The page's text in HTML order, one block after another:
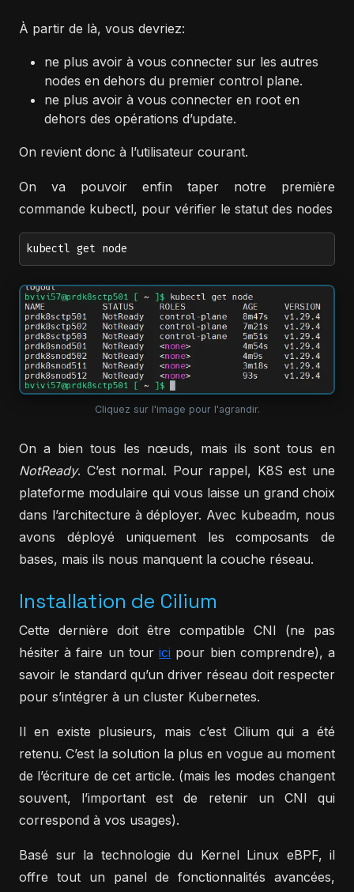
À partir de là, vous devriez:
ne plus avoir à vous connecter sur les autres
nodes en dehors du premier control plane.
ne plus avoir à vous connecter en root en
dehors des opérations d’update.
On revient donc à l’utilisateur courant.
On va pouvoir enfin taper notre première
commande kubectl, pour vérifier le statut des nodes
kubectl get node
Cliquez sur l'image pour l'agrandir.
On a bien tous les nœuds, mais ils sont tous en
NotReady. C’est normal. Pour rappel, K8S est une
plateforme modulaire qui vous laisse un grand choix
dans l’architecture à déployer. Avec kubeadm, nous
avons déployé uniquement les composants de
bases, mais ils nous manquent la couche réseau.
Installation de Cilium
Cette dernière doit être compatible CNI (ne pas
hésiter à faire un tourici pour bien comprendre), a
savoir le standard qu’un driver réseau doit respecter
pour s’intégrer à un cluster Kubernetes.
Il en existe plusieurs, mais c’est Cilium qui a été
retenu. C’est la solution la plus en vogue au moment
de l’écriture de cet article. (mais les modes changent
souvent, l’important est de retenir un CNI qui
correspond à vos usages).
Basé sur la technologie du Kernel Linux eBPF, il
offre tout un panel de fonctionnalités avancées,